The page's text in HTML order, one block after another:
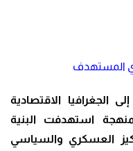
المستهدف
الاقتصادية
استهدفت البنية
العسكري والسياسي